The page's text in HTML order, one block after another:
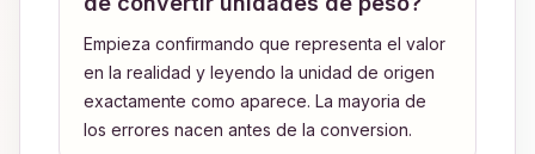
Empieza confirmando que representa el valor
en la realidad y leyendo la unidad de origen
exactamente como aparece. La mayoria de
los errores nacen antes de la conversion.